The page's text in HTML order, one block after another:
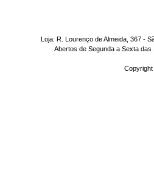
Loja: R. Lourenço de Almeida, 367 -
Abertos de Segunda a Sexta